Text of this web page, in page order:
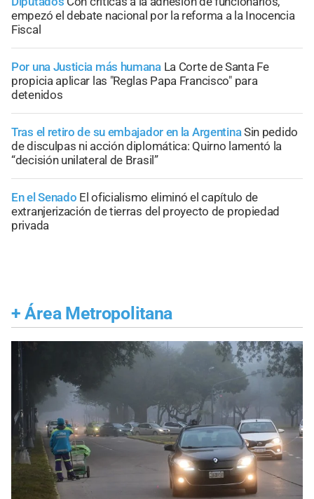
empezó el debate nacional por la reforma a la Inocencia
Fiscal
Por una Justicia más humana La Corte de Santa Fe
propicia aplicar las "Reglas Papa Francisco" para
detenidos
Tras el retiro de su embajador en la ArgentinaSin pedido
de disculpas ni acción diplomática: Quirno lamentó la
“decisión unilateral de Brasil”
En el Senado El oficialismo eliminó el capítulo de
extranjerización de tierras del proyecto de propiedad
privada
+ Área Metropolitana